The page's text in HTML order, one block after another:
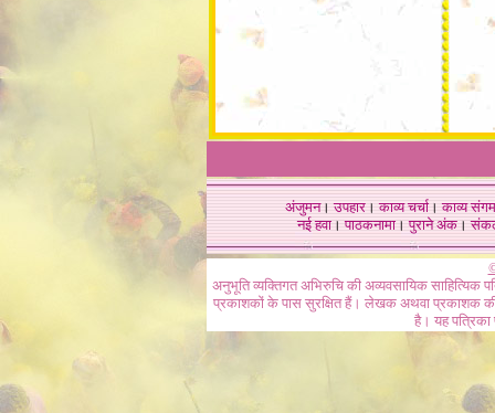
अंजुमन।उपहार।काव्य चर्चा।काव्य संगम
नई हवा। पाठकनामा। पुराने अंक।
अनुभूति व्यक्तिगत अभिरुचि की अव्यवसायिक
प्रकाशकों के पास सुरक्षित हैं। लेखक अथवा प्रकाशक की
है। यह पत्रिका